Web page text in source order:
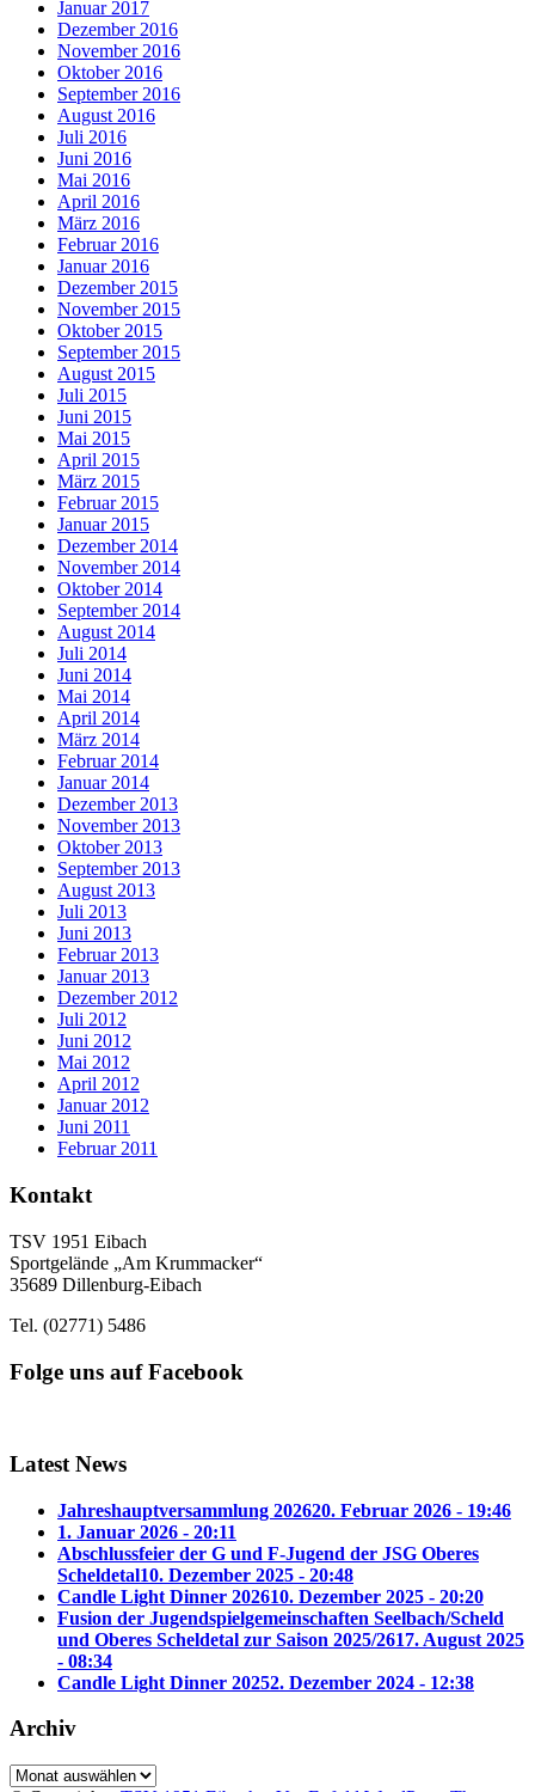
Januar 2017
Dezember 2016
November 2016
Oktober 2016
September 2016
August 2016
Juli 2016
Juni 2016
Mai 2016
April 2016
März 2016
Februar 2016
Januar 2016
Dezember 2015
November 2015
Oktober 2015
September 2015
August 2015
Juli 2015
Juni 2015
Mai 2015
April 2015
März 2015
Februar 2015
Januar 2015
Dezember 2014
November 2014
Oktober 2014
September 2014
August 2014
Juli 2014
Juni 2014
Mai 2014
April 2014
März 2014
Februar 2014
Januar 2014
Dezember 2013
November 2013
Oktober 2013
September 2013
August 2013
Juli 2013
Juni 2013
Februar 2013
Januar 2013
Dezember 2012
Juli 2012
Juni 2012
Mai 2012
April 2012
Januar 2012
Juni 2011
Februar 2011
Kontakt
TSV 1951 Eibach
Sportgelände „Am Krummacker“
35689 Dillenburg-Eibach
Tel. (02771) 5486
Folge uns auf Facebook
Latest News
Jahreshauptversammlung 202620. Februar 2026 - 19:46
1. Januar 2026 - 20:11
Abschlussfeier der G und F-Jugend der JSG Oberes
Scheldetal10. Dezember 2025 - 20:48
Candle Light Dinner 202610. Dezember 2025 - 20:20
Fusion der Jugendspielgemeinschaften Seelbach/Scheld
und Oberes Scheldetal zur Saison 2025/2617. August 2025
- 08:34
Candle Light Dinner 20252. Dezember 2024 - 12:38
Archiv
Archiv